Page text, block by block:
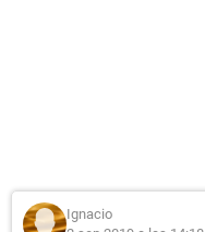
Ignacio